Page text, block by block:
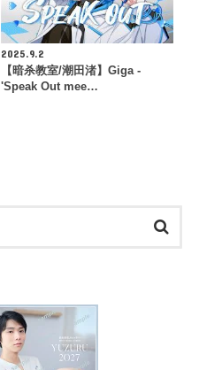
2025.9.2
【暗杀教室/潮田渚】Giga -
'Speak Out mee…